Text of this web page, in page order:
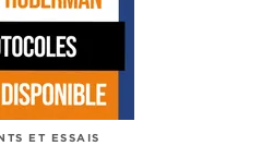
ET ESSAIS